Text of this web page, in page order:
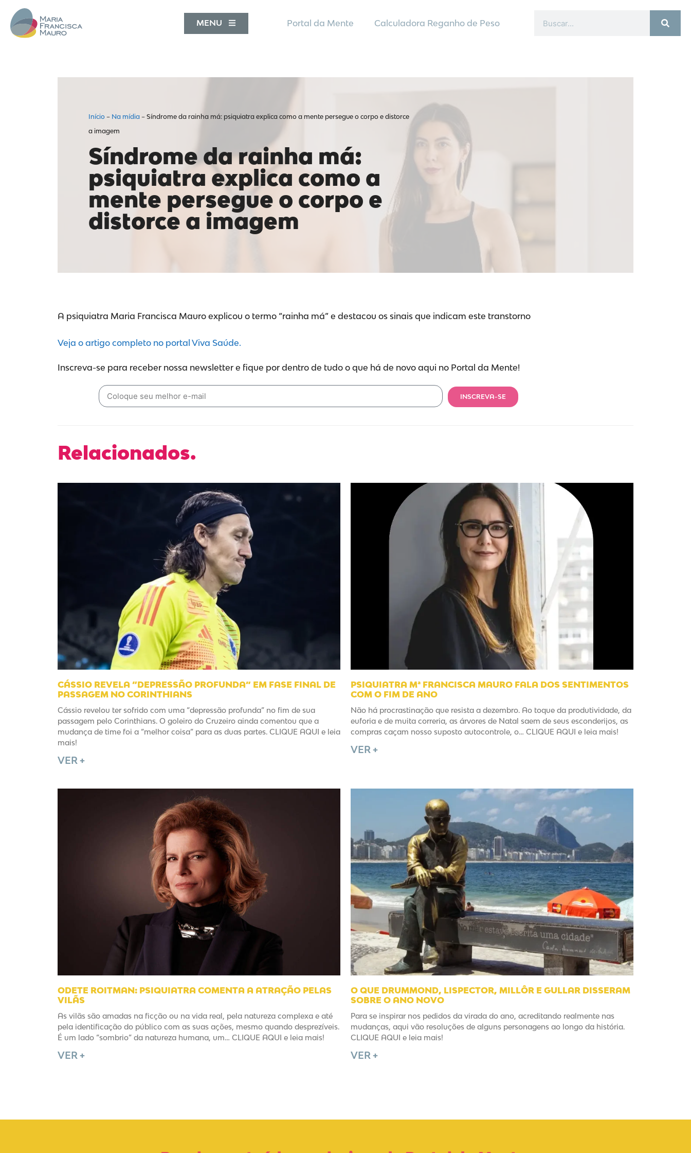
MENU Portal da Mente Calculadora Reganho de Peso
Início – Na mídia – Síndrome da rainha má: psiquiatra explica como a mente persegue o corpo e distorce
a imagem
Síndrome da rainha má:
psiquiatra explica como a
mente persegue o corpo e
distorce a imagem
A psiquiatra Maria Francisca Mauro explicou o termo “rainha má” e destacou os sinais que indicam este transtorno
Veja o artigo completo no portal Viva Saúde.
Inscreva-se para receber nossa newsletter e fique por dentro de tudo o que há de novo aqui no Portal da Mente!
INSCREVA-SE
Relacionados.
CÁSSIO REVELA “DEPRESSÃO PROFUNDA” EM FASE FINAL DE
PASSAGEM NO CORINTHIANS
Cássio revelou ter sofrido com uma “depressão profunda” no fim de sua
passagem pelo Corinthians. O goleiro do Cruzeiro ainda comentou que a
mudança de time foi a “melhor coisa” para as duas partes. CLIQUE AQUI e leia
mais!
VER +
PSIQUIATRA Mª FRANCISCA MAURO FALA DOS SENTIMENTOS
COM O FIM DE ANO
Não há procrastinação que resista a dezembro. Ao toque da produtividade, da
euforia e de muita correria, as árvores de Natal saem de seus esconderijos, as
compras caçam nosso suposto autocontrole, o… CLIQUE AQUI e leia mais!
VER +
ODETE ROITMAN: PSIQUIATRA COMENTA A ATRAÇÃO PELAS
VILÃS
As vilãs são amadas na ficção ou na vida real, pela natureza complexa e até
pela identificação do público com as suas ações, mesmo quando desprezíveis.
É um lado “sombrio” da natureza humana, um… CLIQUE AQUI e leia mais!
VER +
O QUE DRUMMOND, LISPECTOR, MILLÔR E GULLAR DISSERAM
SOBRE O ANO NOVO
Para se inspirar nos pedidos da virada do ano, acreditando realmente nas
mudanças, aqui vão resoluções de alguns personagens ao longo da história.
CLIQUE AQUI e leia mais!
VER +